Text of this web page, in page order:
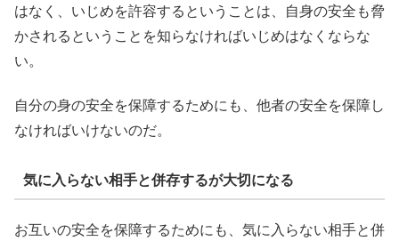
はなく、いじめを許容するということは、自身の安全も脅
かされるということを知らなければいじめはなくならな
い。
自分の身の安全を保障するためにも、他者の安全を保障し
なければいけないのだ。
気に入らない相手と併存するが大切になる
お互いの安全を保障するためにも、気に入らない相手と併